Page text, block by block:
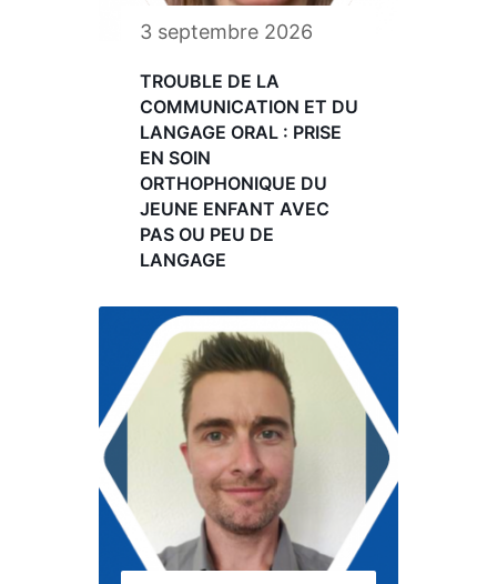
3 septembre 2026
TROUBLE DE LA
COMMUNICATION ET DU
LANGAGE ORAL : PRISE
EN SOIN
ORTHOPHONIQUE DU
JEUNE ENFANT AVEC
PAS OU PEU DE
LANGAGE